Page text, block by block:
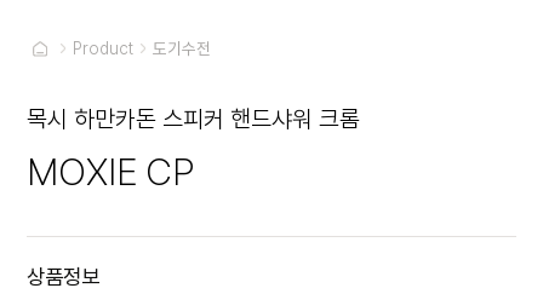
Product 도기수전
목시 하만카돈 스피커 핸드샤워 크롬
MOXIE CP
상품정보